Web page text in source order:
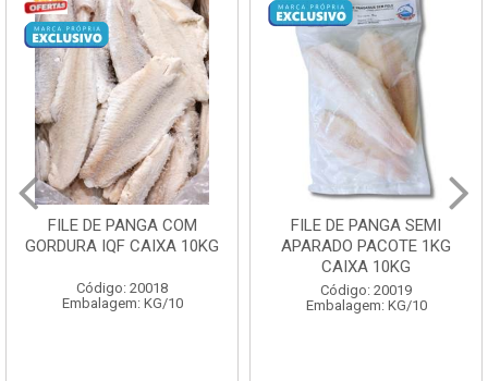
FILE DE PANGA SEMI
APARADO PACOTE 1KG
Código: 20019
Embalagem: KG/10
POLACA DESFIADA
PESCAMARES PCT5KG
CX10KG
Código: 20161
Embalagem: KG/10